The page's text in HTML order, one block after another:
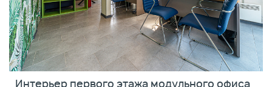
Интерьер первого этажа модульного офиса